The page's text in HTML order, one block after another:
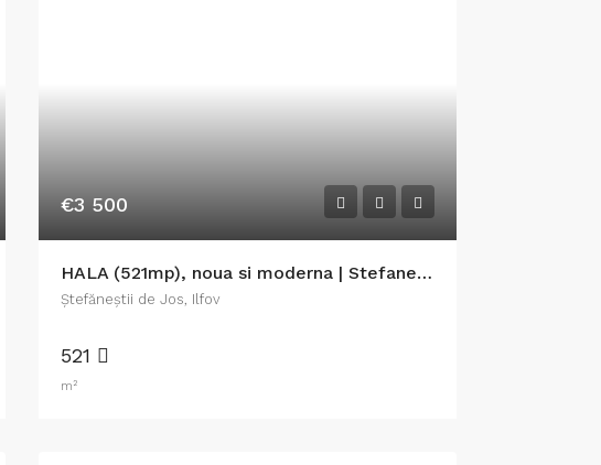
€3 500
HALA (521mp), noua si moderna | Stefanestii de Jos – Ilfov Nord
Ştefăneştii de Jos, Ilfov
521
m²